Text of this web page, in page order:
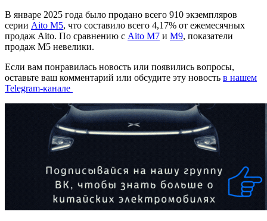
В январе 2025 года было продано всего 910 экземпляров
серии Aito M5, что составило всего 4,17% от ежемесячных
продаж Aito. По сравнению с Aito M7 и M9, показатели
продаж M5 невелики.
Если вам понравилась новость или появились вопросы,
оставьте ваш комментарий или обсудите эту новость в нашем
Telegram-канале